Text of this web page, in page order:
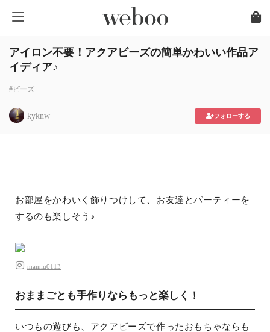
アイロン不要！アクアビーズの簡単かわいい作品ア
イディア♪
#ビーズ
kyknw フォローする
お部屋をかわいく飾りつけして、お友達とパーティーを
するのも楽しそう♪
mamiu0113
おままごとも手作りならもっと楽しく！
いつもの遊びも、アクアビーズで作ったおもちゃならも